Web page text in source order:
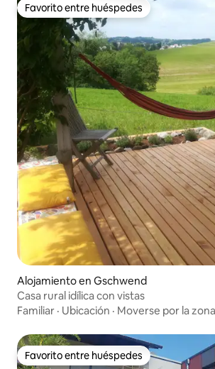
Favorito entre huéspedes
Favorito entre huéspedes
Alojamiento en Gschwend
Casa rural idílica con vistas
Familiar · Ubicación · Moverse por la zona
Favorito entre huéspedes
Favorito entre huéspedes